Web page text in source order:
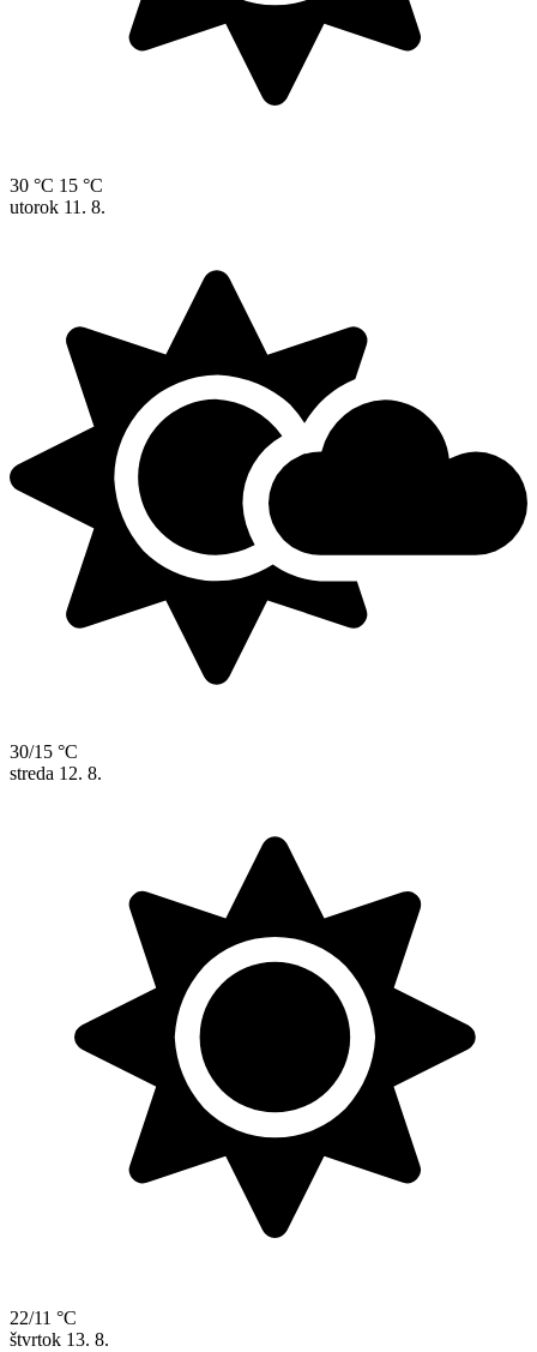
30 °C 15 °C
utorok 11. 8.
30/15 °C
streda 12. 8.
22/11 °C
štvrtok 13. 8.